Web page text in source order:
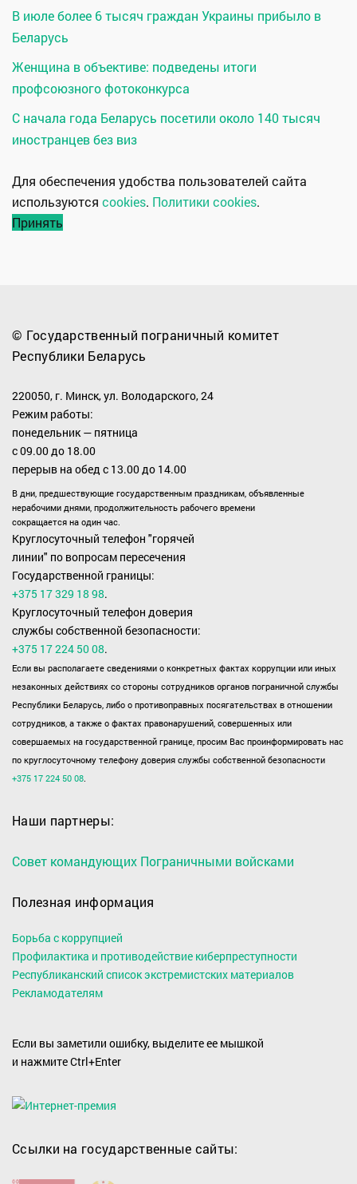
В июле более 6 тысяч граждан Украины прибыло в
Беларусь
Женщина в объективе: подведены итоги
профсоюзного фотоконкурса
С начала года Беларусь посетили около 140 тысяч
иностранцев без виз
Для обеспечения удобства пользователей сайта
используются cookies. Политики cookies.
Принять
© Государственный пограничный комитет
Республики Беларусь
220050, г. Минск, ул. Володарского, 24
Режим работы:
понедельник — пятница
с 09.00 до 18.00
перерыв на обед с 13.00 до 14.00
В дни, предшествующие государственным праздникам, объявленные
нерабочими днями, продолжительность рабочего времени
сокращается на один час.
Круглосуточный телефон "горячей
линии" по вопросам пересечения
Государственной границы:
+375 17 329 18 98.
Круглосуточный телефон доверия
службы собственной безопасности:
+375 17 224 50 08.
Если вы располагаете сведениями о конкретных фактах коррупции или иных
незаконных действиях со стороны сотрудников органов пограничной службы
Республики Беларусь, либо о противоправных посягательствах в отношении
сотрудников, а также о фактах правонарушений, совершенных или
совершаемых на государственной границе, просим Вас проинформировать нас
по круглосуточному телефону доверия службы собственной безопасности
+375 17 224 50 08.
Наши партнеры:
Совет командующих Пограничными войсками
Полезная информация
Борьба с коррупцией
Профилактика и противодействие киберпреступности
Республиканский список экстремистских материалов
Рекламодателям
Если вы заметили ошибку, выделите ее мышкой
и нажмите Ctrl+Enter
Ссылки на государственные сайты: